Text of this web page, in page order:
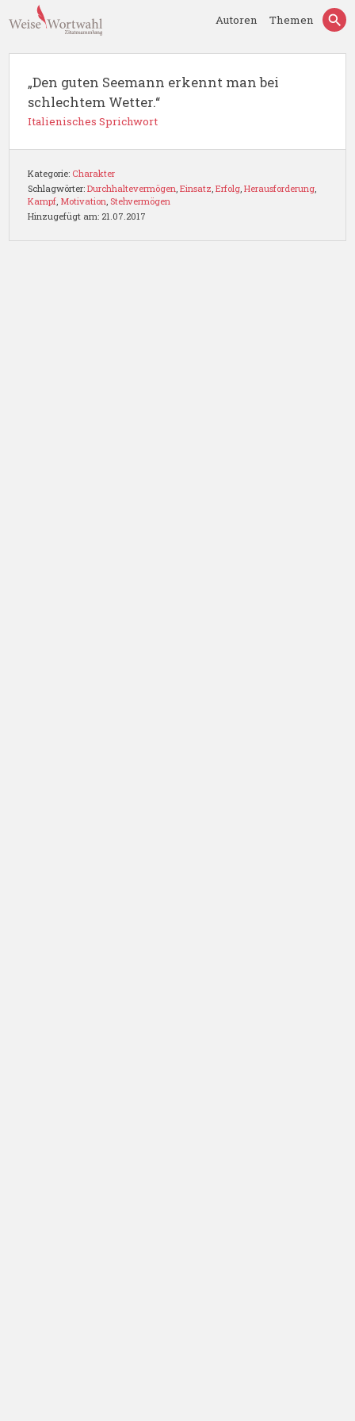
Autoren Themen
„Den guten Seemann erkennt man bei
schlechtem Wetter.“
Italienisches Sprichwort
Kategorie: Charakter
Schlagwörter: Durchhaltevermögen, Einsatz, Erfolg, Herausforderung,
Kampf, Motivation, Stehvermögen
Hinzugefügt am: 21.07.2017